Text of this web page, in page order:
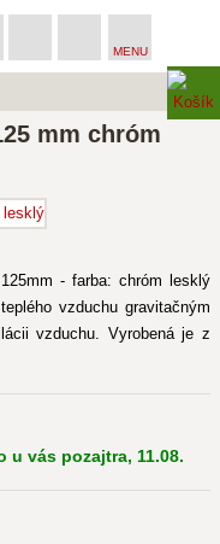
MENU
mm chróm
- farba: chróm lesklý
vzduchu gravitačným
vzduchu. Vyrobená je z
u vás pozajtra, 11.08.